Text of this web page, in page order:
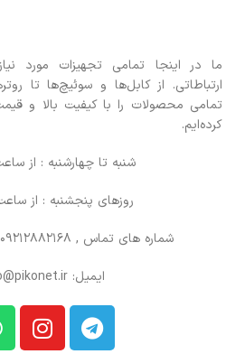
ما در اینجا تمامی تجهیزات مورد
ارتباطاتی. از کابل‌ها و سوئیچ‌ها تا
تمامی محصولات را با کیفیت بالا و
کرده‌ایم.
شنبه تا چهارشنبه : از ساعت 9 تا
روزهای پنجشنبه : از ساعت 9 تا
شماره های تماس , 09212882168 , 09352266546
ایمیل: info@pikonet.ir